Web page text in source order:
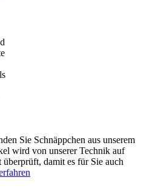
Sie Schnäppchen aus unserem
wird von unserer Technik auf
damit es für Sie auch